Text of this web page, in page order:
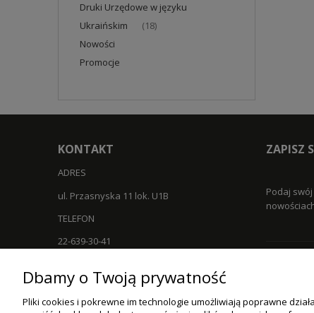
Druki Urzędowe w języku
Ukraińskim
(18)
Nowości
Promocje
KONTAKT
ADRES
ul. Przasnyska 11 lok. U1B
TELEFON
22-639-30-41
info@pphudruk.com.pl
GODZINY PRACY
ZAPISZ
Podaj
Czas
Dbamy o Twoją prywatność
Pliki cookies i pokrewne im technologie umożliwiają poprawne